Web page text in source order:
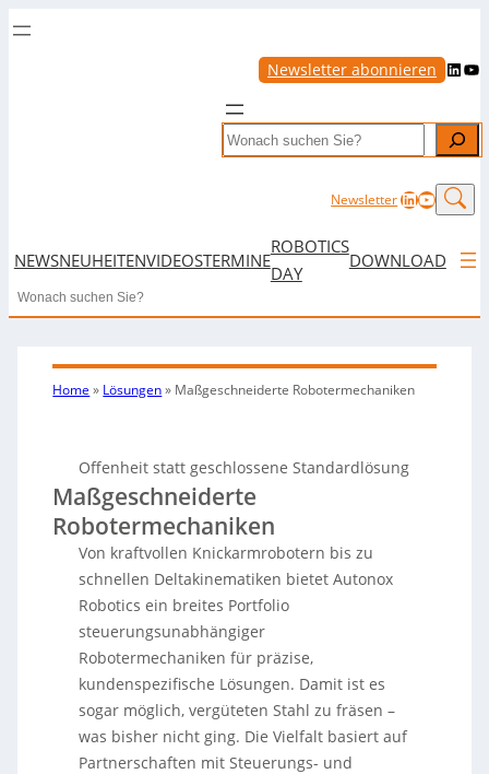
Newsletter abonnieren LinkedIn YouTube
Search
NewsletterLinkedIn
NEWSNEUHEITENVIDEOSTERMINE
ROBOTICS
DAY
DOWNLOAD
Search
Home » Lösungen» Maßgeschneiderte Robotermechaniken
Offenheit statt geschlossene Standardlösung
Maßgeschneiderte
Robotermechaniken
Von kraftvollen Knickarmrobotern bis zu
schnellen Deltakinematiken bietet Autonox
Robotics ein breites Portfolio
steuerungsunabhängiger
Robotermechaniken für präzise,
kundenspezifische Lösungen. Damit ist es
sogar möglich, vergüteten Stahl zu fräsen –
was bisher nicht ging. Die Vielfalt basiert auf
Partnerschaften mit Steuerungs- und